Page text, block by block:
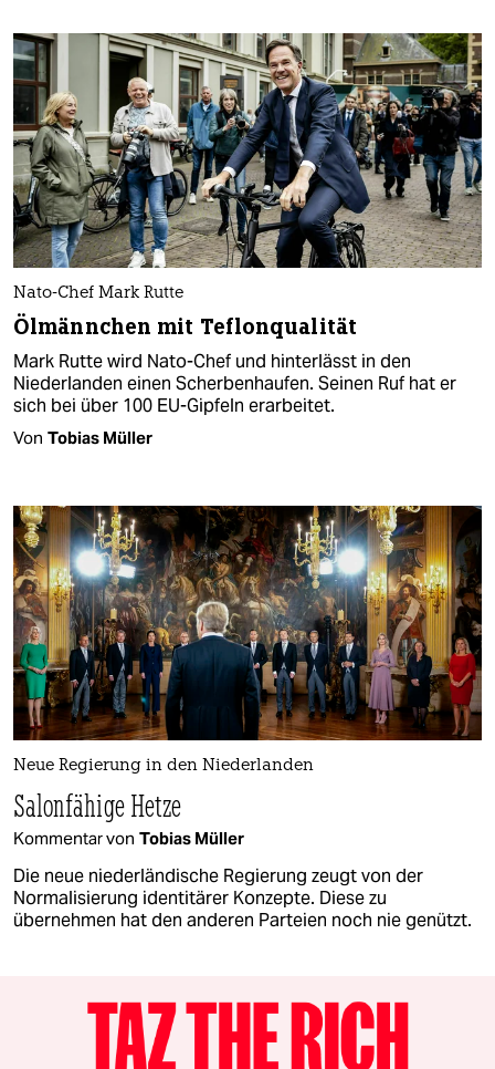
Nato-Chef Mark Rutte
Ölmännchen mit Teflonqualität
Mark Rutte wird Nato-Chef und hinterlässt in den
Niederlanden einen Scherbenhaufen. Seinen Ruf hat er
sich bei über 100 EU-Gipfeln erarbeitet.
Von Tobias Müller
Neue Regierung in den Niederlanden
Salonfähige Hetze
Kommentar von Tobias Müller
Die neue niederländische Regierung zeugt von der
Normalisierung identitärer Konzepte. Diese zu
übernehmen hat den anderen Parteien noch nie genützt.